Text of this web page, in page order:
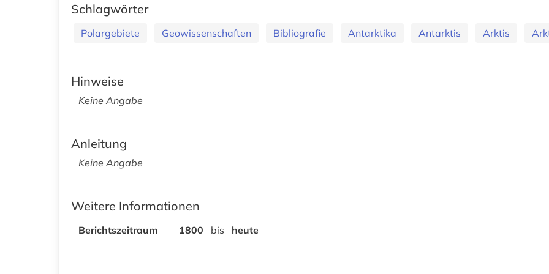
Schlagwörter
Polargebiete Geowissenschaften Bibliografie Antarktika Antarktis Arktis
Hinweise
Keine Angabe
Anleitung
Keine Angabe
Weitere Informationen
Berichtszeitraum 1800 bis heute